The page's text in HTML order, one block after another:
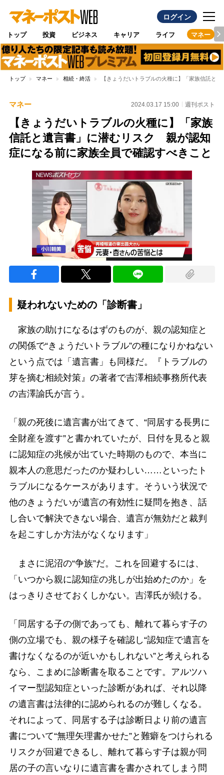
ログイン
トップ 投資 ビジネス キャリア ライフ マネー
トップ マネー 相続・終活 【きょうだいトラブルの火種に】「家族信託と
マネー 2024.03.17 15:00 週刊ポスト
【きょうだいトラブルの火種に】「家族
信託と遺言書」に潜むリスク 親が認知
症になる前に家族全員で確認すべきこと
疑われないための「診断書」
家族の助けになるはずのものが、親の認知症と
の関係で“きょうだいトラブル”の種になりかねない
という点では「遺言書」も同様だ。『トラブルの
芽を摘む相続対策』の著者で吉澤相続事務所代表
の吉澤諭氏が言う。
「親の死後に遺言書が出てきて、“同居する長男に
全財産を渡す”と書かれていたが、日付を見ると親
に認知症の兆候が出ていた時期のもので、本当に
親本人の意思だったのか疑わしい……といったト
ラブルになるケースがあります。そういう状況で
他のきょうだいが遺言の有効性に疑問を抱き、話
し合いで解決できない場合、遺言が無効だと裁判
を起こすしか方法がなくなります」
まさに泥沼の“争族”だ。これを回避するには、
「いつから親に認知症の兆しが出始めたのか」を
はっきりさせておくしかない。吉澤氏が続ける。
「同居する子の側であっても、離れて暮らす子の
側の立場でも、親の様子を確認し“認知症で遺言を
書けなくなるのが近いかもしれない”と考えられる
なら、こまめに診断書を取ることです。アルツハ
イマー型認知症といった診断があれば、それ以降
の遺言書は法律的に認められるのが難しくなる。
それによって、同居する子は診断日より前の遺言
書について“無理矢理書かせた”と難癖をつけられる
リスクが回避できるし、離れて暮らす子は親が同
居の子の言いなりに遺言書を書かされてしまう問